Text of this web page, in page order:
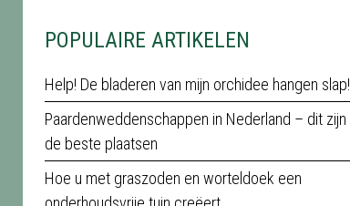
POPULAIRE ARTIKELEN
Help! De bladeren van mijn orchidee hangen slap!
Paardenweddenschappen in Nederland – dit zijn
de beste plaatsen
Hoe u met graszoden en worteldoek een